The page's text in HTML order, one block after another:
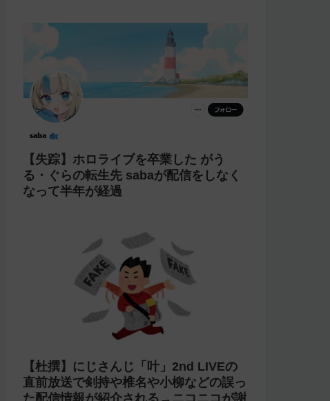
【失踪】ホロライブを卒業した がう
る・ぐらの転生先 sabaが配信をしなく
なって半年が経過
【杜撰】にじさんじ「叶」2nd LIVEの
直前放送で剣持や椎名や小柳などの誤っ
た配信情報が紹介される→ニコニコが謝